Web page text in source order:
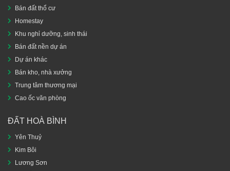
Bán đất thổ cư
Homestay
Khu nghỉ dưỡng, sinh thái
Bán đất nền dự án
Dự án khác
Bán kho, nhà xưởng
Trung tâm thương mại
Cao ốc văn phòng
ĐẤT HOÀ BÌNH
Yên Thuỷ
Kim Bôi
Lương Sơn